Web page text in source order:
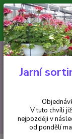
Minimální
V tuto chvíli již
nejpozději v
+420 602 223 614
Jarní
V tuto chvíli
nejpozději v
od pondělí